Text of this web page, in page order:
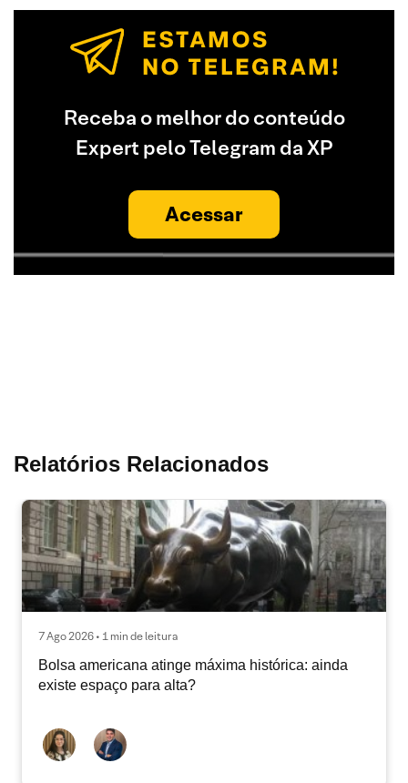
Receba o melhor do conteúdo
Expert pelo Telegram da XP
Acessar
Relatórios Relacionados
7 Ago 2026 • 1 min de leitura
Bolsa americana atinge máxima histórica: ainda
existe espaço para alta?